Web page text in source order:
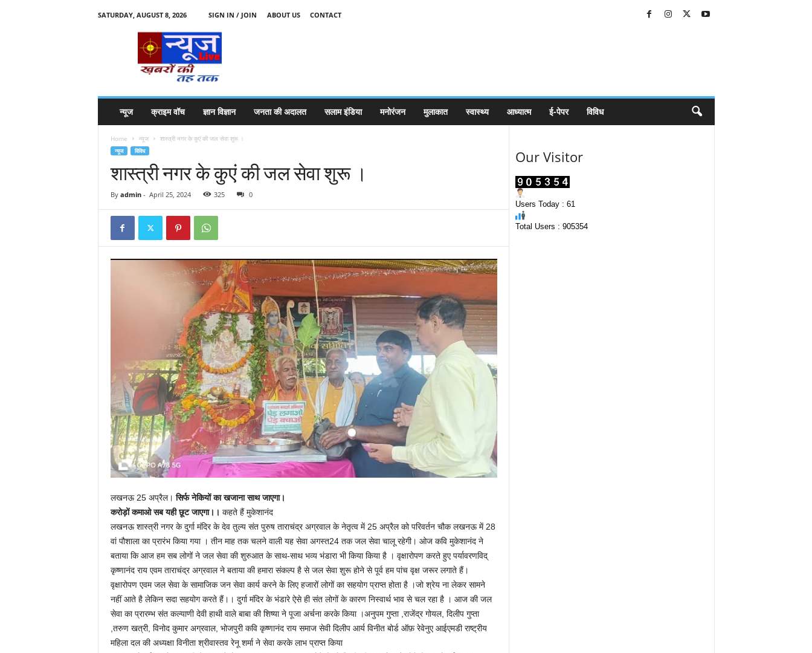
SATURDAY, AUGUST 8, 2026 SIGN IN / JOIN ABOUT US
CONTACT
न्यूज क्राइम वॉच ज्ञान विज्ञान जनता की अदालत सलाम इंडिया मनोरंजन मुलाकात स्वास्थ्य आध्यात्म ई-पेपर विविध
Home न्यूज शास्त्री नगर के कुएं की जल सेवा शुरू ।
न्यूज विविध
शास्त्री नगर के कुएं की जल सेवा शुरू ।
By admin- April 25, 2024 325 0
लखनऊ 25 अप्रैल।सिर्फ नेकियों का खजाना साथ जाएगा।
करोड़ों कमाओ सब यही छूट जाएगा।। कहते हैं मुकेशानंद
लखनऊ शास्त्री नगर के दुर्गा मंदिर के देव तुल्य संत पुरुष ताराचंद्र अग्रवाल के नेतृत्व में 25 अप्रैल को परिवर्तन चौक लखनऊ में 28
वां पौशाला का प्रारंभ किया गया । तीन माह तक चलने वाली यह सेवा अगस्त24 तक जल सेवा चालू रहेगी। ओज कवि मुकेशानंद ने
बताया कि आज हम सब लोगों ने जल सेवा की शुरुआत के साथ-साथ भव्य भंडारा भी किया किया है । वृक्षारोपण करते हुए पर्यावरणविद्
कृष्णानंद राय एवम ताराचंद्र अग्रवाल ने बताया की हमारा संकल्प है से जल सेवा शुरू होने से पूर्व हम पांच वृक्ष जरूर लगाते हैं।
वृक्षारोपण एवम जल सेवा के सामाजिक जन सेवा कार्य करने के लिए हजारों लोगों का सहयोग प्राप्त होता है ।जो श्रेय ना लेकर सामने
नहीं आते है लेकिन सदा सहयोग करते हैं।। दुर्गा मंदिर के भंडारे ऐसे ही संत लोगों के कारण निस्वार्थ भाव से चल रहा है । आज की जल‌
सेवा का प्रारम्भ संत कल्याणी देवी हाथी वाले बाबा की शिष्या ने पूजा अर्चना करके किया ।अनुपम गुप्ता ,राजेंद्र गोयल, दिलीप गुप्ता
,तरुण खत्री, विनोद कुमार अग्रवाल, भोजपुरी कवि कृष्णानंद राय समाज सेवी दिलीप आर्य विनीत बोर्ड ऑफ़ रेवेनुए आईएमडी राष्ट्रीय
महिला दल की अध्यक्षा विनीता श्रीवास्तव रेनू शर्मा ने सेवा करके लाभ प्राप्त किया
Our Visitor
Users Today : 61
Total Users : 905354